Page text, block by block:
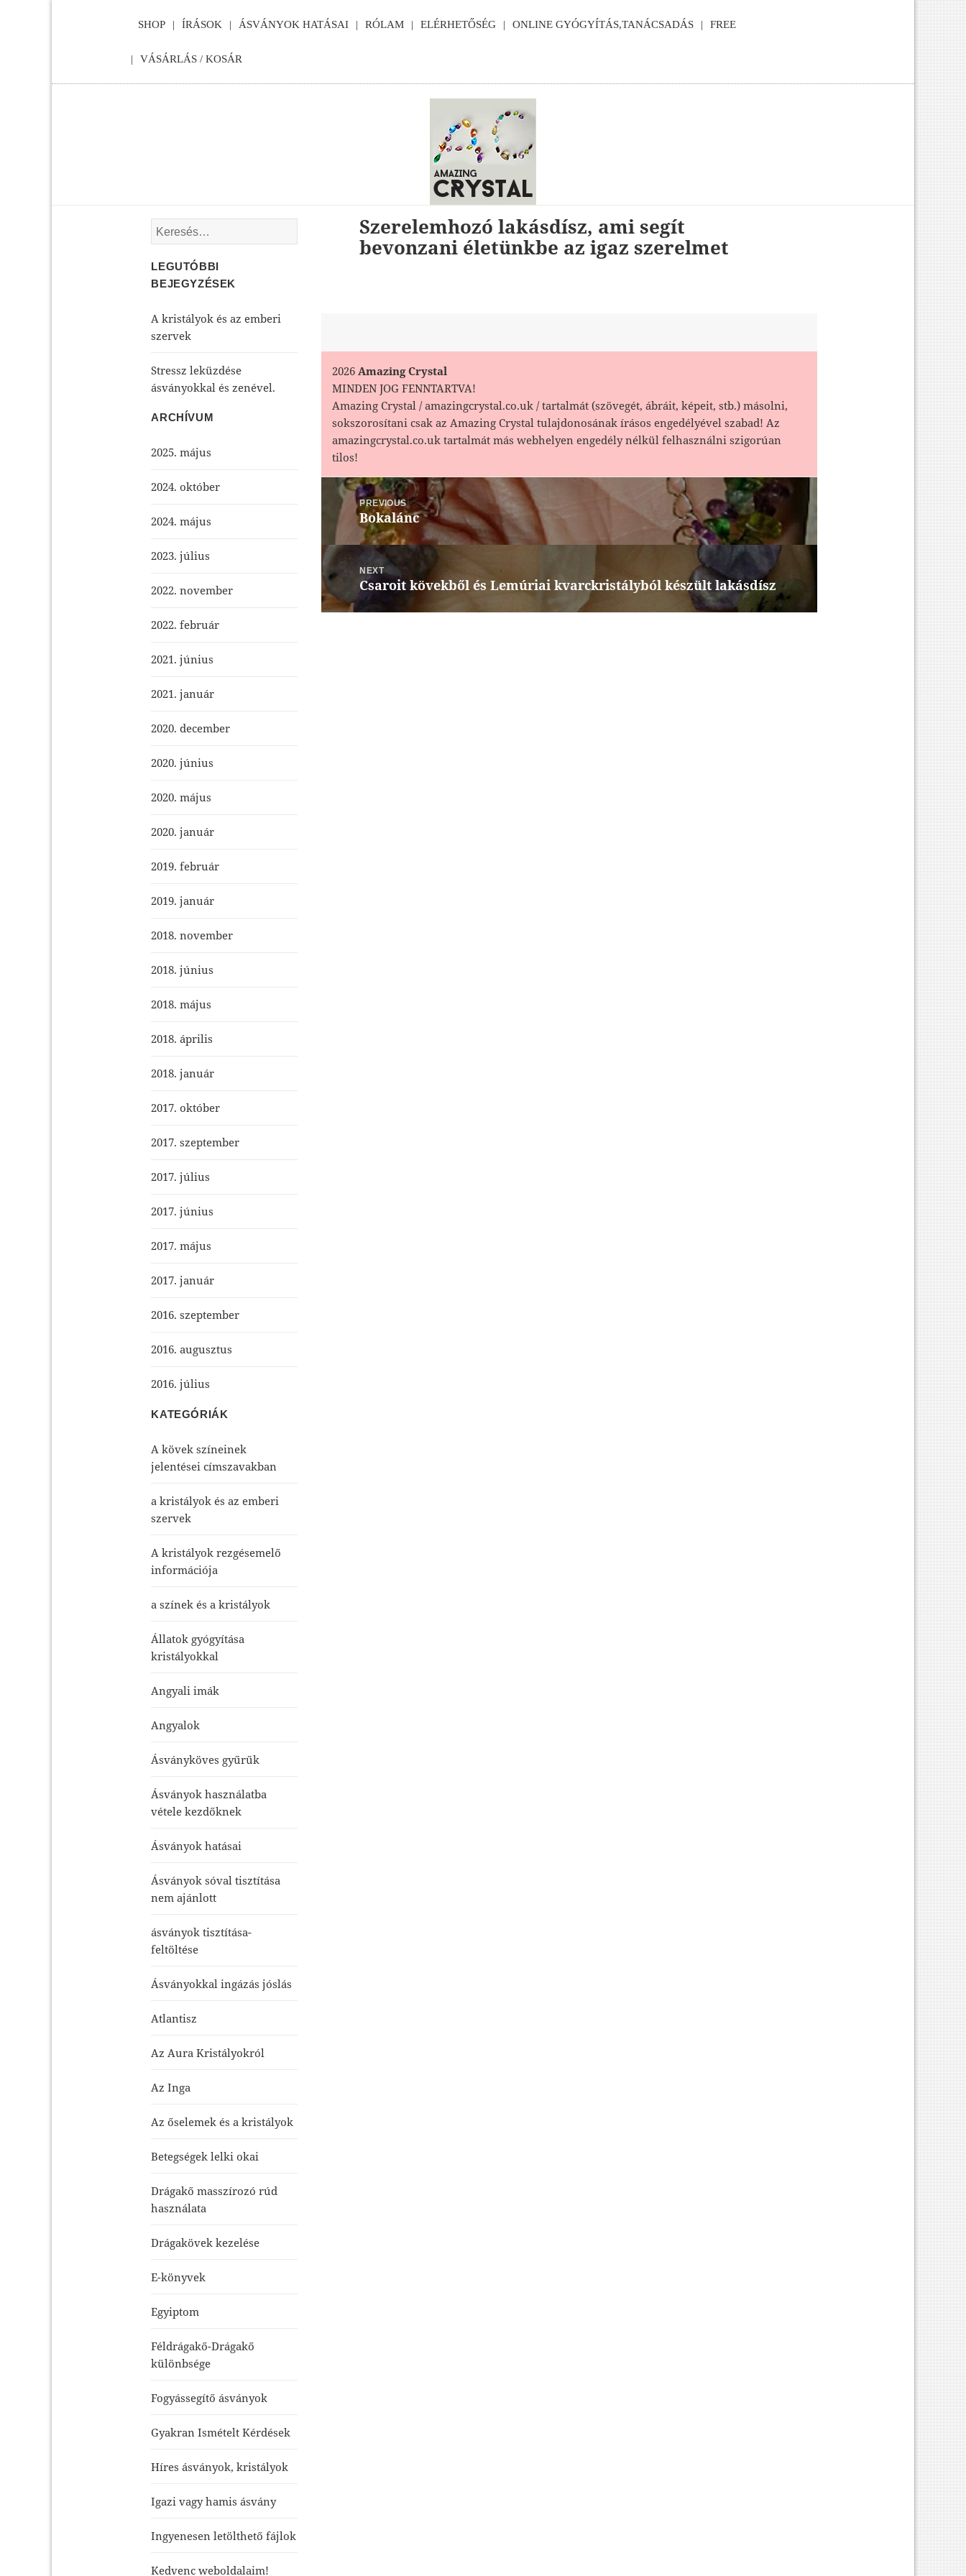
SHOP ÍRÁSOK ÁSVÁNYOK HATÁSAI RÓLAM ELÉRHETŐSÉG ONLINE GYÓGYÍTÁS,TANÁCSADÁS FREE
VÁSÁRLÁS / KOSÁR
Szerelemhozó lakásdísz, ami segít
bevonzani életünkbe az igaz szerelmet
2026 Amazing Crystal
MINDEN JOG FENNTARTVA!
Amazing Crystal / amazingcrystal.co.uk / tartalmát (szövegét, ábráit, képeit, stb.) másolni,
sokszorosítani csak az Amazing Crystal tulajdonosának írásos engedélyével szabad! Az
amazingcrystal.co.uk tartalmát más webhelyen engedély nélkül felhasználni szigorúan
tilos!
Bejegyzés
navigációPREVIOUS
Previous
post:
Bokalánc
NEXT
Next
post:
Csaroit kövekből és Lemúriai kvarckristályból készült lakásdísz
Keresés:
LEGUTÓBBI
BEJEGYZÉSEK
A kristályok és az emberi
szervek
Stressz leküzdése
ásványokkal és zenével.
ARCHÍVUM
2025. május
2024. október
2024. május
2023. július
2022. november
2022. február
2021. június
2021. január
2020. december
2020. június
2020. május
2020. január
2019. február
2019. január
2018. november
2018. június
2018. május
2018. április
2018. január
2017. október
2017. szeptember
2017. július
2017. június
2017. május
2017. január
2016. szeptember
2016. augusztus
2016. július
KATEGÓRIÁK
A kövek színeinek
jelentései címszavakban
a kristályok és az emberi
szervek
A kristályok rezgésemelő
információja
a színek és a kristályok
Állatok gyógyítása
kristályokkal
Angyali imák
Angyalok
Ásványköves gyűrűk
Ásványok használatba
vétele kezdőknek
Ásványok hatásai
Ásványok sóval tisztítása
nem ajánlott
ásványok tisztítása-
feltöltése
Ásványokkal ingázás jóslás
Atlantisz
Az Aura Kristályokról
Az Inga
Az őselemek és a kristályok
Betegségek lelki okai
Drágakő masszírozó rúd
használata
Drágakövek kezelése
E-könyvek
Egyiptom
Féldrágakő-Drágakő
különbsége
Fogyássegítő ásványok
Gyakran Ismételt Kérdések
Híres ásványok, kristályok
Igazi vagy hamis ásvány
Ingyenesen letölthető fájlok
Kedvenc weboldalaim!